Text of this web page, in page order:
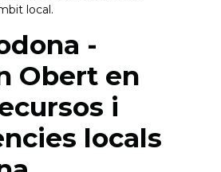
local.
-
Obert en
i
locals